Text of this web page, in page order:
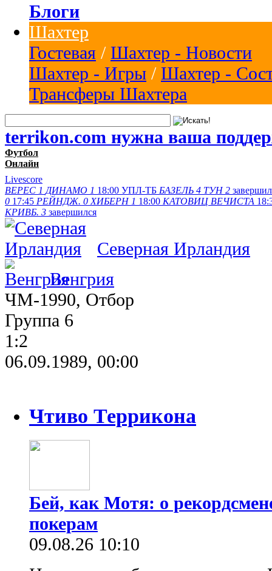
Блоги
Шахтер
Гостевая / Шахтер - Новости
Шахтер - Игры / Шахтер -
Трансферы Шахтера
terrikon.com нужна ваша
Футбол
Онлайн
Livescore
ВЕРЕС 1 ДИНАМО 1 18:00 УПЛ-ТБ БАЗЕЛЬ 4 ТУН 2
0 17:45 РЕЙНДЖ. 0 ХИБЕРН 1 18:00 КАТОВИЦ ВЕЧИСТА
КРИВБ. 3 завершился
Северная Ирландия
Венгрия
ЧМ-1990, Отбор
Группа 6
1:2
06.09.1989, 00:00
Чтиво Террикона
Бей, как Мотя: о
покерам
09.08.26 10:10